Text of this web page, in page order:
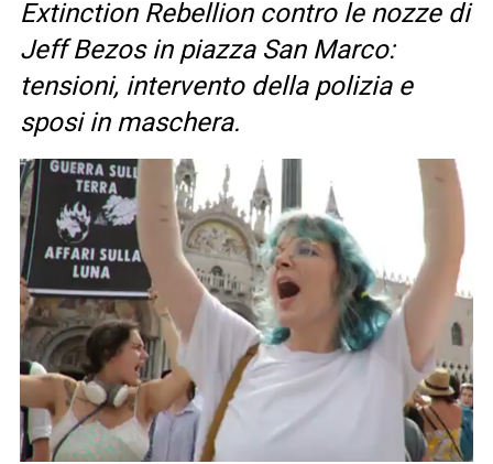
Extinction Rebellion contro le nozze di
Jeff Bezos in piazza San Marco:
tensioni, intervento della polizia e
sposi in maschera.